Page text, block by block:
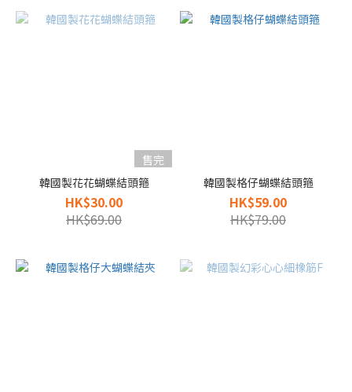
售完
韓國製花花蝴蝶結頭箍
HK$30.00
HK$69.00
韓國製格仔蝴蝶結頭箍
HK$59.00
HK$79.00